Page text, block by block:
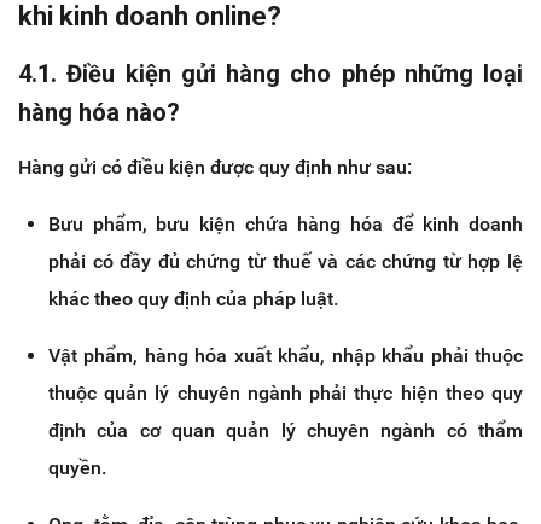
khi kinh doanh online?
4.1. Điều kiện gửi hàng cho phép những loại
hàng hóa nào?
Hàng gửi có điều kiện được quy định như sau:
Bưu phẩm, bưu kiện chứa hàng hóa để kinh doanh
phải có đầy đủ chứng từ thuế và các chứng từ hợp lệ
khác theo quy định của pháp luật.
Vật phẩm, hàng hóa xuất khẩu, nhập khẩu phải thuộc
thuộc quản lý chuyên ngành phải thực hiện theo quy
định của cơ quan quản lý chuyên ngành có thẩm
quyền.